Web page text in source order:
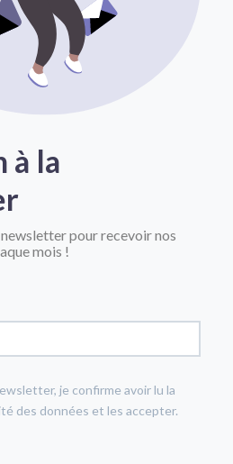
à la
pour recevoir nos
mois !
je confirme avoir lu la
des données et les accepter.